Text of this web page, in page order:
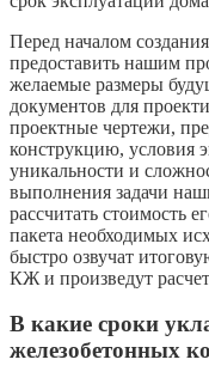
Перед началом
предоставить нашим
желаемые размеры
документов для
проектные чертежи,
конструкцию, условия
уникальности и
выполнения задачи
рассчитать стоимость
пакета необходимых
быстро озвучат
КЖ и произведут
В какие сроки
железобетонных